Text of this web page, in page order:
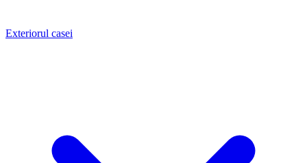
Exteriorul casei